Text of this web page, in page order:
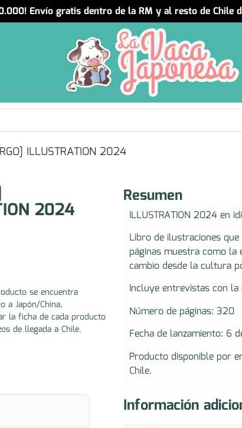
Envío gratis dentro de la RM y al resto de Chile
ILLUSTRATION 2024
2024
se encuentra
a Japón/China,
la ficha de cada producto
de llegada a Chile.
Resumen
ILLUSTRATION 2024 en
Libro de ilustraciones
páginas muestra como la
cambio desde la cultura
Incluye entrevistas con
Número de páginas: 320
Fecha de lanzamiento: 6
Producto disponible por
Chile.
Información